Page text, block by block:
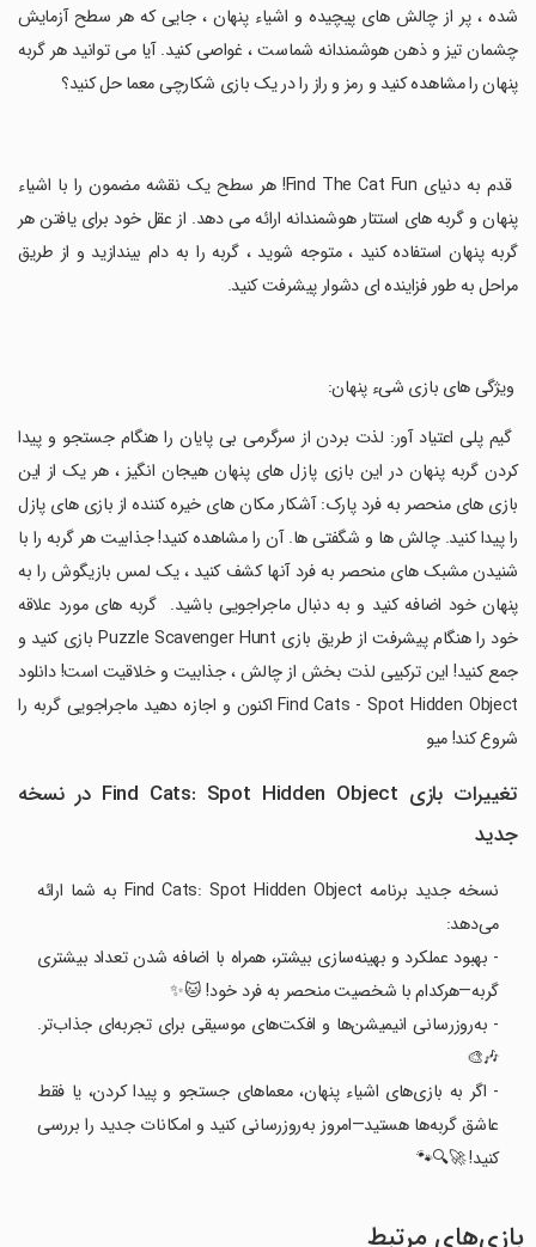
شده ، پر از چالش های پیچیده و اشیاء پنهان ، جایی که هر سطح آزمایش
چشمان تیز و ذهن هوشمندانه شماست ، غواصی کنید. آیا می توانید هر گربه
پنهان را مشاهده کنید و رمز و راز را در یک بازی شکارچی معما حل کنید؟
‏ قدم به دنیای Find The Cat Fun! هر سطح یک نقشه مضمون را با اشیاء
پنهان و گربه های استتار هوشمندانه ارائه می دهد. از عقل خود برای یافتن هر
گربه پنهان استفاده کنید ، متوجه شوید ، گربه را به دام بیندازید و از طریق
مراحل به طور فزاینده ای دشوار پیشرفت کنید.
‏ ویژگی های بازی شیء پنهان:
‏ گیم پلی اعتیاد آور: لذت بردن از سرگرمی بی پایان را هنگام جستجو و پیدا
کردن گربه پنهان در این بازی پازل های پنهان هیجان انگیز ، هر یک از این
بازی های منحصر به فرد پارک: آشکار مکان های خیره کننده از بازی های پازل
را پیدا کنید. چالش ها و شگفتی ها. آن را مشاهده کنید! جذابیت هر گربه را با
شنیدن مشبک های منحصر به فرد آنها کشف کنید ، یک لمس بازیگوش را به
پنهان خود اضافه کنید و به دنبال ماجراجویی باشید. گربه های مورد علاقه
خود را هنگام پیشرفت از طریق بازی Puzzle Scavenger Hunt بازی کنید و
جمع کنید! این ترکیبی لذت بخش از چالش ، جذابیت و خلاقیت است! دانلود
Find Cats - Spot Hidden Object اکنون و اجازه دهید ماجراجویی گربه را
شروع کند! میو
تغییرات بازی Find Cats: Spot Hidden Object در نسخه
جدید
نسخه جدید برنامه Find Cats: Spot Hidden Object به شما ارائه
می‌دهد:
- بهبود عملکرد و بهینه‌سازی بیشتر، همراه با اضافه شدن تعداد بیشتری
گربه—هرکدام با شخصیت منحصر به فرد خود! 🐱✨
- به‌روزرسانی انیمیشن‌ها و افکت‌های موسیقی برای تجربه‌ای جذاب‌تر.
🎶🎨
- اگر به بازی‌های اشیاء پنهان، معماهای جستجو و پیدا کردن، یا فقط
عاشق گربه‌ها هستید—امروز به‌روزرسانی کنید و امکانات جدید را بررسی
کنید! 🚀🔍🐾
بازی‌های مرتبط